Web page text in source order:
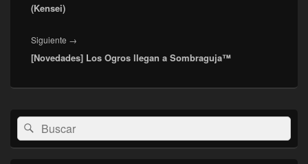
(Kensei)
Siguiente →
siguiente:
[Novedades] Los Ogros llegan a Sombraguja™
área
de
widget
Buscar
por:
Buscar